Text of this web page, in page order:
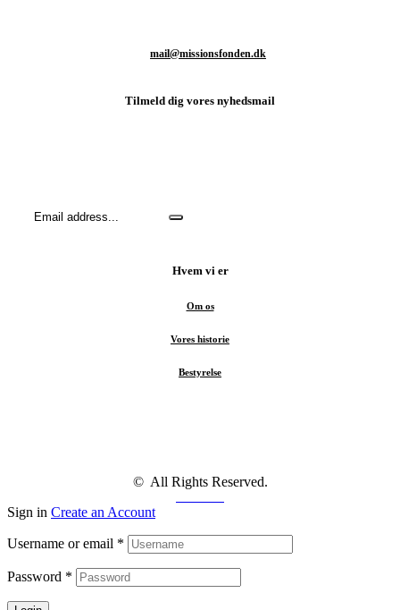
mail@missionsfonden.dk
Tilmeld dig vores nyhedsmail
Hvem vi er
Om os
Vores historie
Bestyrelse
© All Rights Reserved.
Sign in Create an Account
Username or email *
Password *